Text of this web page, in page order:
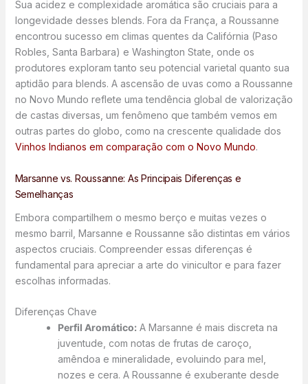
Sua acidez e complexidade aromática são cruciais para a
longevidade desses blends. Fora da França, a Roussanne
encontrou sucesso em climas quentes da Califórnia (Paso
Robles, Santa Barbara) e Washington State, onde os
produtores exploram tanto seu potencial varietal quanto sua
aptidão para blends. A ascensão de uvas como a Roussanne
no Novo Mundo reflete uma tendência global de valorização
de castas diversas, um fenômeno que também vemos em
outras partes do globo, como na crescente qualidade dos
Vinhos Indianos em comparação com o Novo Mundo.
Marsanne vs. Roussanne: As Principais Diferenças e
Semelhanças
Embora compartilhem o mesmo berço e muitas vezes o
mesmo barril, Marsanne e Roussanne são distintas em vários
aspectos cruciais. Compreender essas diferenças é
fundamental para apreciar a arte do vinicultor e para fazer
escolhas informadas.
Diferenças Chave
Perfil Aromático:A Marsanne é mais discreta na
juventude, com notas de frutas de caroço,
amêndoa e mineralidade, evoluindo para mel,
nozes e cera. A Roussanne é exuberante desde